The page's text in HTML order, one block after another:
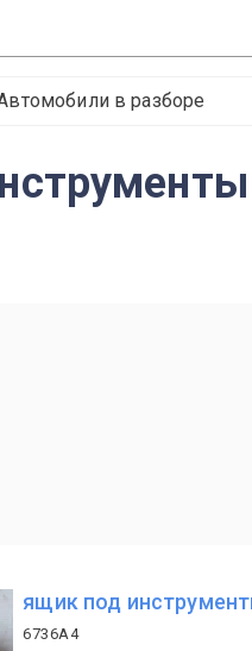
в разборе
ящик под
6736A4